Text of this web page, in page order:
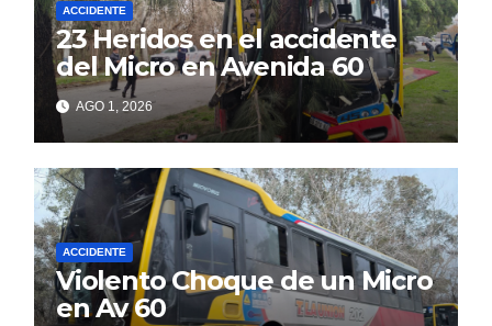
ACCIDENTE
23 Heridos en el accidente
del Micro en Avenida 60
AGO 1, 2026
ACCIDENTE
Violento Choque de un Micro
en Av 60